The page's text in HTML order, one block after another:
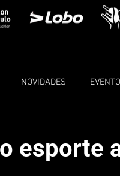
NOVIDADES EVENTO
esporte